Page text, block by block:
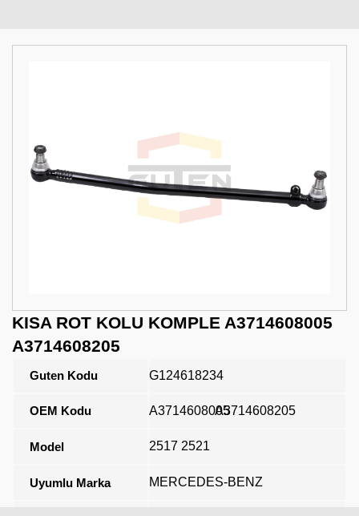
KISA ROT KOLU KOMPLE A3714608005
A3714608205
Guten Kodu G124618234
OEM Kodu A3714608005A3714608205
Model 2517 2521
Uyumlu Marka MERCEDES-BENZ